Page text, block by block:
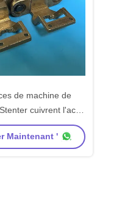
de machine de
cuivrent l'acier
durable Pin Good
maillon de chaîne
Maintenant '